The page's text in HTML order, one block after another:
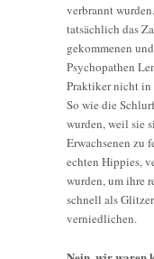
verbrannt
tatsächlich das
gekommenen
Psychopathen
Praktiker nicht in
So wie die
wurden, weil sie
Erwachsenen zu
echten Hippies,
wurden, um ihre
schnell als
verniedlichen.